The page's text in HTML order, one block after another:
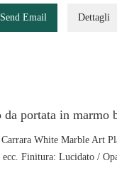
Send Email Dettagli
da portata in marmo
White Marble Art
Finitura: Lucidato /